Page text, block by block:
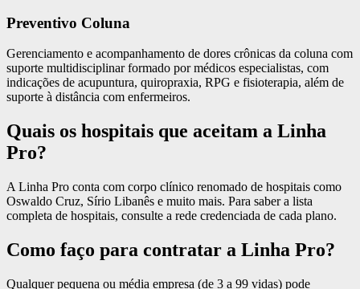
Preventivo Coluna
Gerenciamento e acompanhamento de dores crônicas da coluna com
suporte multidisciplinar formado por médicos especialistas, com
indicações de acupuntura, quiropraxia, RPG e fisioterapia, além de
suporte à distância com enfermeiros.
Quais os hospitais que aceitam a Linha
Pro?
A Linha Pro conta com corpo clínico renomado de hospitais como
Oswaldo Cruz, Sírio Libanês e muito mais. Para saber a lista
completa de hospitais, consulte a rede credenciada de cada plano.
Como faço para contratar a Linha Pro?
Qualquer pequena ou média empresa (de 3 a 99 vidas) pode